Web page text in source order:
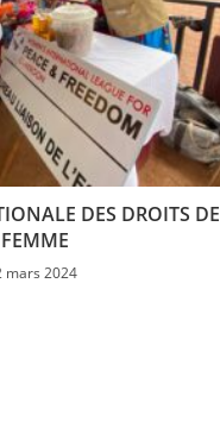
DES DROITS DE
mars 2024